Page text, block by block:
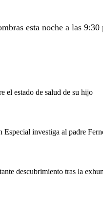
esta noche a las
el estado de salud de su hijo
investiga al padre
descubrimiento tras la